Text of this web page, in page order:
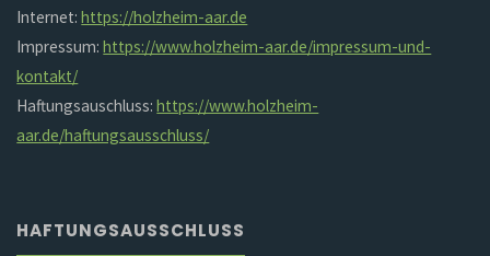
Internet:https://holzheim-aar.de
Impressum:https://www.holzheim-aar.de/impressum-und-
kontakt/
Haftungsauschluss:https://www.holzheim-
aar.de/haftungsausschluss/
HAFTUNGSAUSSCHLUSS